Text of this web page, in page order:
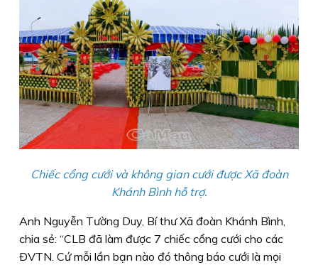
Chiếc cổng cưới và không gian cưới được Xã đoàn
Khánh Bình hỗ trợ.
Anh Nguyễn Tường Duy, Bí thư Xã đoàn Khánh Bình,
chia sẻ: “CLB đã làm được 7 chiếc cổng cưới cho các
ÐVTN. Cứ mỗi lần bạn nào đó thông báo cưới là mọi